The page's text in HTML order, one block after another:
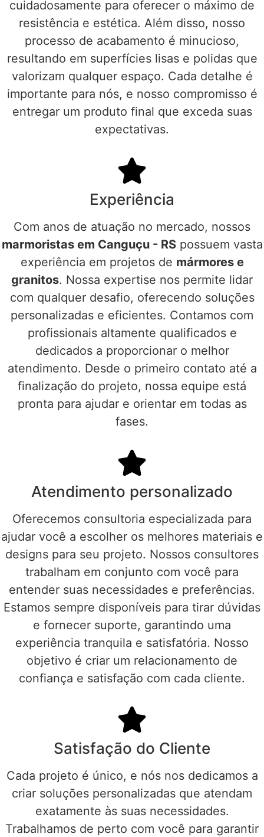
cuidadosamente para oferecer o máximo de
resistência e estética. Além disso, nosso
processo de acabamento é minucioso,
resultando em superfícies lisas e polidas que
valorizam qualquer espaço. Cada detalhe é
importante para nós, e nosso compromisso é
entregar um produto final que exceda suas
expectativas.
Experiência
Com anos de atuação no mercado, nossos
marmoristas em Canguçu - RSpossuem vasta
experiência em projetos de mármores e
granitos. Nossa expertise nos permite lidar
com qualquer desafio, oferecendo soluções
personalizadas e eficientes. Contamos com
profissionais altamente qualificados e
dedicados a proporcionar o melhor
atendimento. Desde o primeiro contato até a
finalização do projeto, nossa equipe está
pronta para ajudar e orientar em todas as
fases.
Atendimento personalizado
Oferecemos consultoria especializada para
ajudar você a escolher os melhores materiais e
designs para seu projeto. Nossos consultores
trabalham em conjunto com você para
entender suas necessidades e preferências.
Estamos sempre disponíveis para tirar dúvidas
e fornecer suporte, garantindo uma
experiência tranquila e satisfatória. Nosso
objetivo é criar um relacionamento de
confiança e satisfação com cada cliente.
Satisfação do Cliente
Cada projeto é único, e nós nos dedicamos a
criar soluções personalizadas que atendam
exatamente às suas necessidades.
Trabalhamos de perto com você para garantir